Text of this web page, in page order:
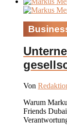
Von
Warum
Friends